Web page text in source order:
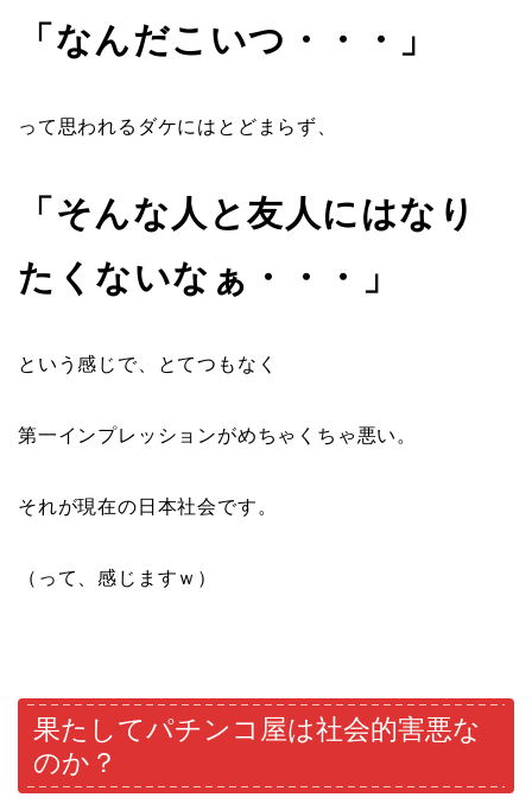
「なんだこいつ・・・」
って思われるダケにはとどまらず、
「そんな人と友人にはなり
たくないなぁ・・・」
という感じで、とてつもなく
第一インプレッションがめちゃくちゃ悪い。
それが現在の日本社会です。
（って、感じますｗ）
果たしてパチンコ屋は社会的害悪な
のか？